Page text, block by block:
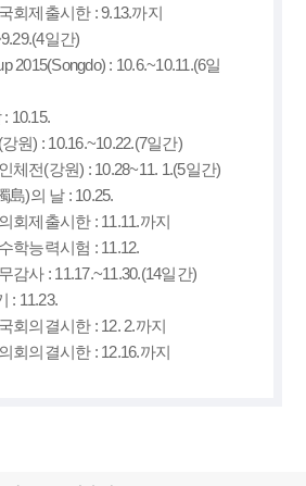
회제출시한 : 9.13.까지
일간)
2015(Songdo) : 10.6.~10.11.(6일
10.15.
원) : 10.16.~10.22.(7일간)
체전(강원) : 10.28~11. 1.(5일간)
島)의 날 : 10.25.
회제출시한 : 11.11.까지
학능력시험 : 11.12.
감사 : 11.17.~11.30.(14일간)
: 11.23.
회의결시한 : 12. 2.까지
회의결시한 : 12.16.까지